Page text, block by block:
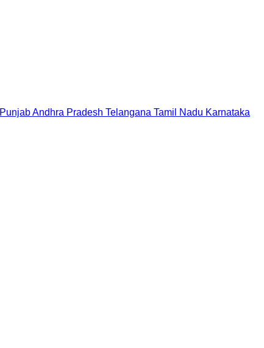
PunjabAndhra Pradesh Telangana Tamil Nadu Karnataka